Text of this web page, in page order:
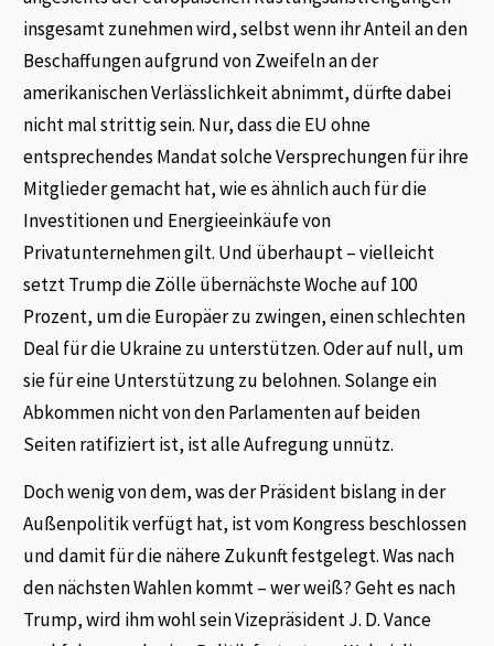
insgesamt zunehmen wird, selbst wenn ihr Anteil an den
Beschaffungen aufgrund von Zweifeln an der
amerikanischen Verlässlichkeit abnimmt, dürfte dabei
nicht mal strittig sein. Nur, dass die EU ohne
entsprechendes Mandat solche Versprechungen für ihre
Mitglieder gemacht hat, wie es ähnlich auch für die
Investitionen und Energieeinkäufe von
Privatunternehmen gilt. Und überhaupt – vielleicht
setzt Trump die Zölle übernächste Woche auf 100
Prozent, um die Europäer zu zwingen, einen schlechten
Deal für die Ukraine zu unterstützen. Oder auf null, um
sie für eine Unterstützung zu belohnen. Solange ein
Abkommen nicht von den Parlamenten auf beiden
Seiten ratifiziert ist, ist alle Aufregung unnütz.
Doch wenig von dem, was der Präsident bislang in der
Außenpolitik verfügt hat, ist vom Kongress beschlossen
und damit für die nähere Zukunft festgelegt. Was nach
den nächsten Wahlen kommt – wer weiß? Geht es nach
Trump, wird ihm wohl sein Vizepräsident J. D. Vance